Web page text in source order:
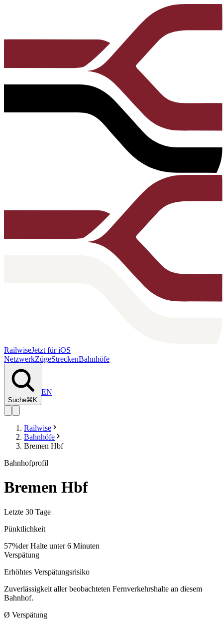
RailwiseJetzt für iOS
NetzwerkZügeStreckenBahnhöfe
Suche⌘K
EN
Railwise
Bahnhöfe
Bremen Hbf
Bahnhofprofil
Bremen Hbf
Letzte 30 Tage
Pünktlichkeit
57%der Halte unter 6 Minuten
Verspätung
Erhöhtes Verspätungsrisiko
Zuverlässigkeit aller beobachteten Fernverkehrshalte an diesem
Bahnhof.
Ø Verspätung